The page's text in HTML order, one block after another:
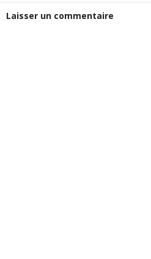
Laisser un commentaire